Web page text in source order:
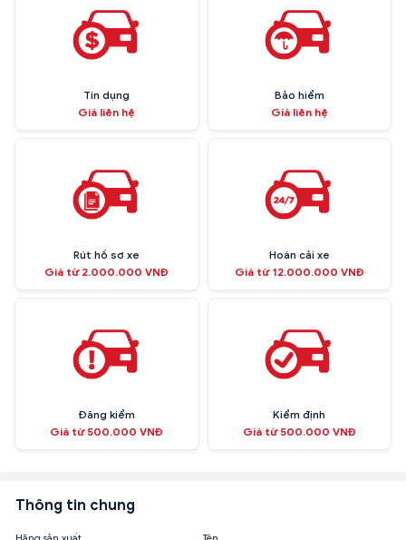
Tín dụng
Giá liên hệ
Bảo hiểm
Giá liên hệ
Rút hồ sơ xe
Giá từ 2.000.000 VNĐ
Hoán cải xe
Giá từ 12.000.000 VNĐ
Đăng kiểm
Giá từ 500.000 VNĐ
Kiểm định
Giá từ 500.000 VNĐ
Thông tin chung